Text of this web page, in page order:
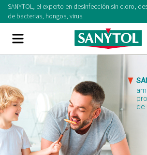
SkipSANYTOL, el experto en desinfección sin cloro,
de bacterias, hongos, virus.
Menu
de